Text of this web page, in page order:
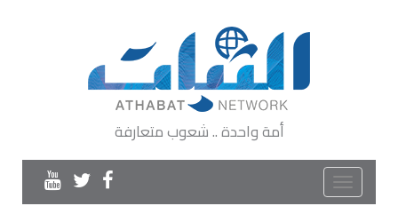
أمة واحدة .. شعوب متعارفة
Toggle
navigation